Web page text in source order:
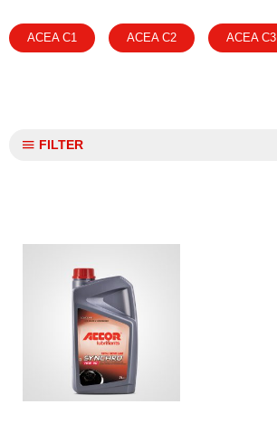
ACEA C1 ACEA C2 ACEA C3
FILTER